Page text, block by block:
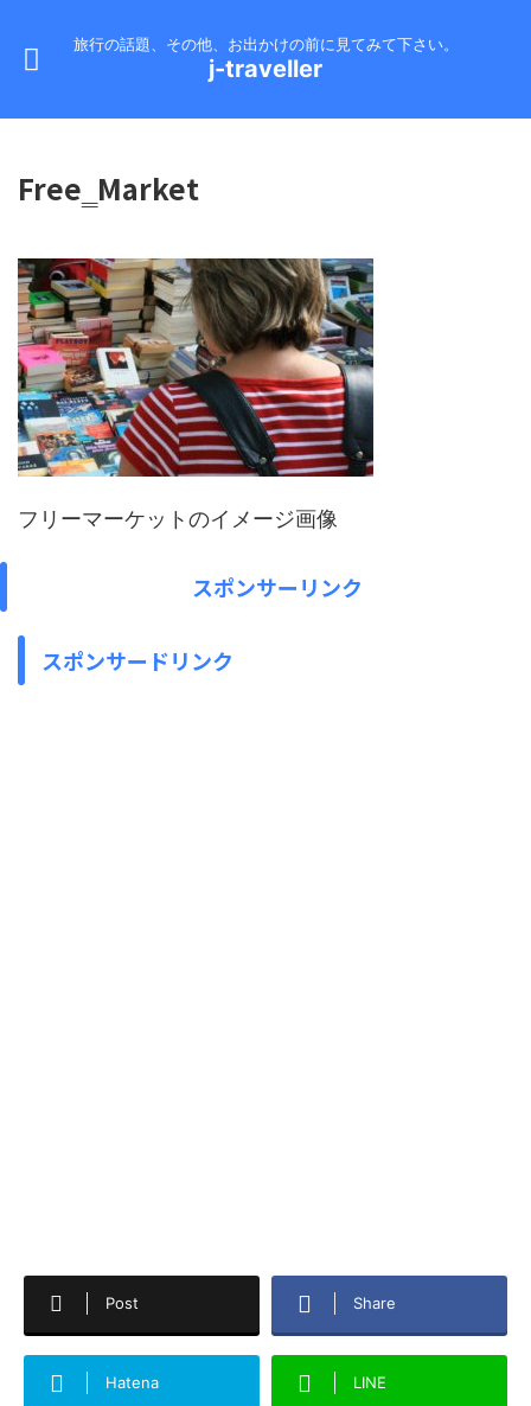
旅行の話題、その他、お出かけの前に見てみて下さい。
j-traveller
Free‗Market
フリーマーケットのイメージ画像
スポンサーリンク
スポンサードリンク
Post Share
Hatena LINE